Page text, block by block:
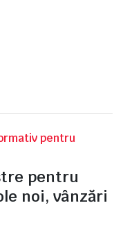
pentru
pentru
noi, vânzări